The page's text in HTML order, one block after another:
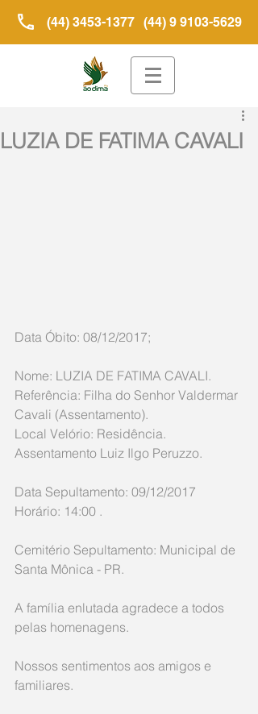
(44) 3453-1377 (44) 9 9103-5629
LUZIA DE FATIMA CAVALI
Data Óbito: 08/12/2017;
Nome: LUZIA DE FATIMA CAVALI.
Referência: Filha do Senhor Valdermar
Cavali (Assentamento).
Local Velório: Residência.
Assentamento Luiz Ilgo Peruzzo.
Data Sepultamento: 09/12/2017
Horário: 14:00 .
Cemitério Sepultamento: Municipal de
Santa Mônica - PR.
A família enlutada agradece a todos
pelas homenagens.
Nossos sentimentos aos amigos e
familiares.